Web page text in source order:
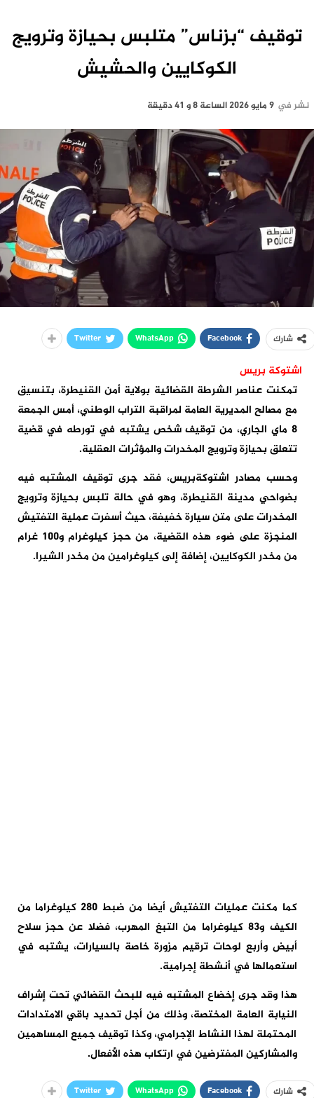
توقيف “بزناس” متلبس بحيازة وترويج
الكوكايين والحشيش
نشر في 9 مايو 2026 الساعة 8 و 41 دقيقة
شارك Facebook
WhatsApp
Twitter
اشتوكة بريس
تمكنت عناصر الشرطة القضائية بولاية أمن القنيطرة، بتنسيق
مع مصالح المديرية العامة لمراقبة التراب الوطني، أمس الجمعة
8 ماي الجاري، من توقيف شخص يشتبه في تورطه في قضية
تتعلق بحيازة وترويج المخدرات والمؤثرات العقلية.
وحسب مصادر اشتوكةبريس، فقد جرى توقيف المشتبه فيه
بضواحي مدينة القنيطرة، وهو في حالة تلبس بحيازة وترويج
المخدرات على متن سيارة خفيفة، حيث أسفرت عملية التفتيش
المنجزة على ضوء هذه القضية، من حجز كيلوغرام و100 غرام
من مخدر الكوكايين، إضافة إلى كيلوغرامين من مخدر الشيرا.
كما مكنت عمليات التفتيش أيضا من ضبط 280 كيلوغراما من
الكيف و83 كيلوغراما من التبغ المهرب، فضلا عن حجز سلاح
أبيض وأربع لوحات ترقيم مزورة خاصة بالسيارات، يشتبه في
استعمالها في أنشطة إجرامية.
هذا وقد جرى إخضاع المشتبه فيه للبحث القضائي تحت إشراف
النيابة العامة المختصة، وذلك من أجل تحديد باقي الامتدادات
المحتملة لهذا النشاط الإجرامي، وكذا توقيف جميع المساهمين
والمشاركين المفترضين في ارتكاب هذه الأفعال.
شارك Facebook
WhatsApp
Twitter